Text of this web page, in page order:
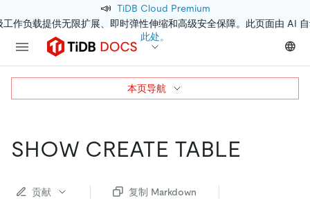
📣 TiDB Cloud Premium
作负载提供无限扩展、即时弹性伸缩和高级安全保障。此页面由 AI
此处。
SHOW CREATE TABLE
贡献
复制 Markdown
本页导航